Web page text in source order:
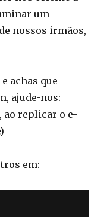
um
nossos irmãos,
achas que
ajude-nos:
ao replicar o e-
em: